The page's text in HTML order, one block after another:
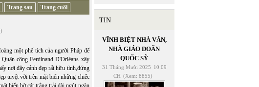
Trang sau Trang cuối
một phế tích của người Pháp để
công Ferdinand D'Orléans xây
nơi đây cảnh đẹp rất hữu tình,đứng
tuyệt vời trên mặt biển những chiếc
biển,bờ cát trắng trải dài ngút ngàn
TIN
VĨNH BIỆT NHÀ VĂN,
NHÀ GIÁO DOÃN
QUỐC SỸ
31 Tháng Mười 2025 10:09
CH (Xem: 8855)